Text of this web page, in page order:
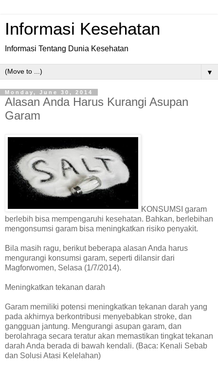
Informasi Kesehatan
Informasi Tentang Dunia Kesehatan
▼
Monday, June 30, 2014
Alasan Anda Harus Kurangi Asupan
Garam
KONSUMSI garam
berlebih bisa mempengaruhi kesehatan. Bahkan, berlebihan
mengonsumsi garam bisa meningkatkan risiko penyakit.
Bila masih ragu, berikut beberapa alasan Anda harus
mengurangi konsumsi garam, seperti dilansir dari
Magforwomen, Selasa (1/7/2014).
Meningkatkan tekanan darah
Garam memiliki potensi meningkatkan tekanan darah yang
pada akhirnya berkontribusi menyebabkan stroke, dan
gangguan jantung. Mengurangi asupan garam, dan
berolahraga secara teratur akan memastikan tingkat tekanan
darah Anda berada di bawah kendali. (Baca: Kenali Sebab
dan Solusi Atasi Kelelahan)